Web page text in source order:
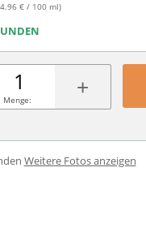
€ / 100 ml)
+
Menge:
Weitere Fotos anzeigen